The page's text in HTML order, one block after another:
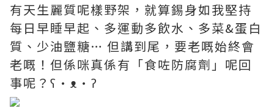
有天生麗質呢樣野架，就算錫身如我堅持
每日早睡早起、多運動多飲水、多菜&蛋白
質、少油鹽糖… 但講到尾，要老嘅始終會
老嘅！但係咪真係有「食咗防腐劑」呢回
事呢？ʕ•ᴥ•ʔ